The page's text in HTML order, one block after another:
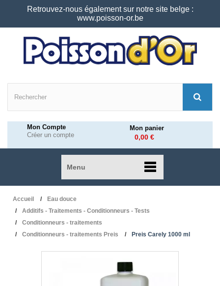
Retrouvez-nous également sur notre site belge :
www.poisson-or.be
Mon Compte
Créer un compte
Mon panier
0,00 €
Menu
Accueil
Eau douce
Additifs - Traitements - Conditionneurs - Tests
Conditionneurs - traitements
Conditionneurs - traitements Preis
Preis Carely 1000 ml